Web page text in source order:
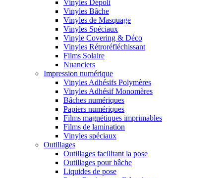
Vinyles Dépoli
Vinyles Bâche
Vinyles de Masquage
Vinyles Spéciaux
Vinyle Covering & Déco
Vinyles Rétroréfléchissant
Films Solaire
Nuanciers
Impression numérique
Vinyles Adhésifs Polymères
Vinyles Adhésif Monomères
Bâches numériques
Papiers numériques
Films magnétiques imprimables
Films de lamination
Vinyles spéciaux
Outillages
Outillages facilitant la pose
Outillages pour bâche
Liquides de pose